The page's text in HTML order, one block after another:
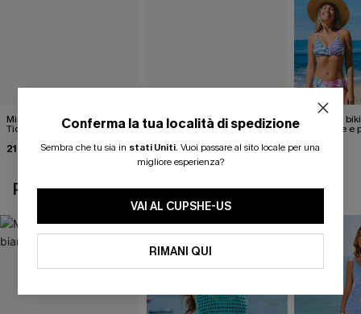
Mini abito beige Dreamy
Tides
21,00 €25,00 €
Costume intero con lacci
floreali svolazzanti sul retro
39,00 €
Set di top
reversibile
40,00 €
POTREBBE INTERESSARTI ANCHE
Conferma la tua località di spedizione
Sembra che tu sia in stati Uniti. Vuoi passare al sito locale per una
migliore esperienza?
VAI AL CUPSHE-US
RIMANI QUI